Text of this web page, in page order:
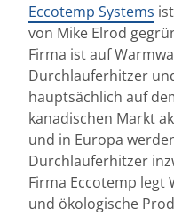
Eccotemp Systems
von Mike Elrod
Firma ist auf
Durchlauferhitzer
hauptsächlich auf
kanadischen Markt
und in Europa
Durchlauferhitzer
Firma Eccotemp legt
und ökologische